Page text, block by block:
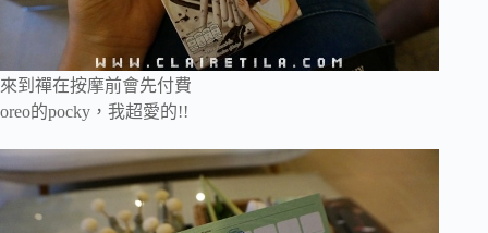
來到禪在按摩前會先付費
oreo的pocky，我超愛的!!